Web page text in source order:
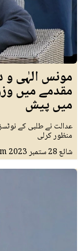
مونس الہٰی و
مقدمے میں
میں پیش
عدالت نے طلبی کے
منظور کرلی
شائع28 ستمبر 2023